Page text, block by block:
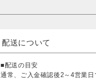
配送について
■配送の目安
通常、ご入金確認後2～4営業日